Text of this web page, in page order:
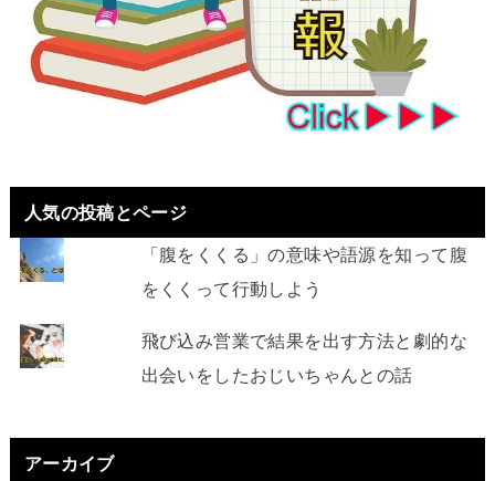
人気の投稿とページ
「腹をくくる」の意味や語源を知って腹
をくくって行動しよう
飛び込み営業で結果を出す方法と劇的な
出会いをしたおじいちゃんとの話
アーカイブ